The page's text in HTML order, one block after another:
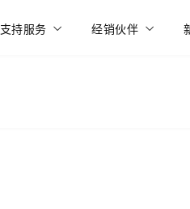
支持服务 经销伙伴